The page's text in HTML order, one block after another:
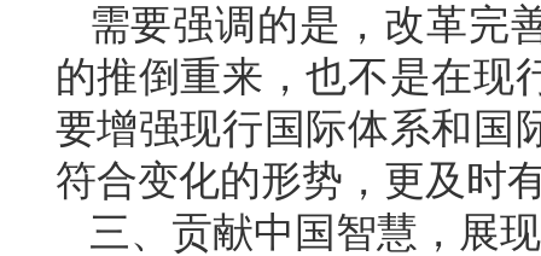
需要强调的是，改革完
的推倒重来，也不是在现
要增强现行国际体系和国
符合变化的形势，更及时
三、贡献中国智慧，展